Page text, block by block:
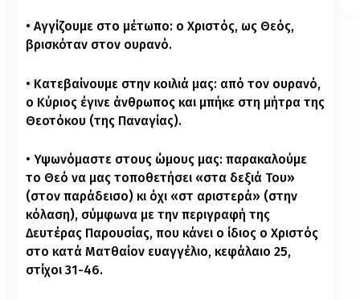
• Αγγίζουμε στο μέτωπο: ο Χριστός, ως Θεός,
βρισκόταν στον ουρανό.
• Κατεβαίνουμε στην κοιλιά μας: από τον ουρανό,
ο Κύριος έγινε άνθρωπος και μπήκε στη μήτρα της
Θεοτόκου (της Παναγίας).
• Υψωνόμαστε στους ώμους μας: παρακαλούμε
το Θεό να μας τοποθετήσει «στα δεξιά Του»
(στον παράδεισο) κι όχι «στ᾽ αριστερά» (στην
κόλαση), σύμφωνα με την περιγραφή της
Δευτέρας Παρουσίας, που κάνει ο ίδιος ο Χριστός
στο κατά Ματθαίον ευαγγέλιο,κεφάλαιο 25,
στίχοι 31-46.